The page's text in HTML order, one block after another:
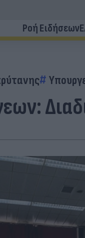
Ροή Ειδήσεων